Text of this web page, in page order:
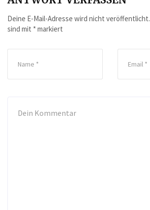
Deine E-Mail-Adresse wird nicht veröffentlicht.
sind mit *markiert